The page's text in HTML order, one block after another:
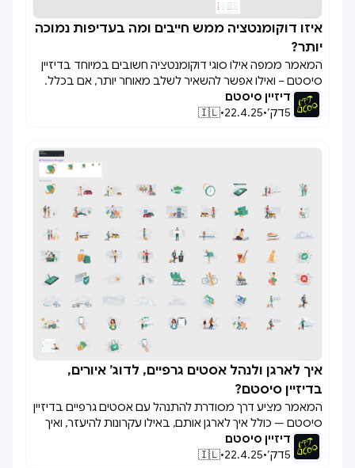

איזו דוקומנטציה ממש חייבים ומה בעדיפות נמוכה
יותר?
המאמר ממפה אילו סוגי דוקומנטציה חשובים במיוחד בדיזיין
סיסטם – ואילו אפשר להשאיר לשלב מאוחר יותר, אם בכלל.
דיזיין סיסטם
5דק׳•
22.4.25
•
🇮🇱

איך לארגן ולנהל אסטים גרפיים, לדוג’ איורים,
בדיזיין סיסטם?
המאמר מציע דרך מסודרת להתנהל עם אסטים גרפיים בדיזיין
סיסטם — כולל איך לארגן אותם, באילו עקרונות להיעזר, ואיך
לשמור על עקביות לאורך זמן. מי שמתמודד עם עומס של
איורים, אייקונים או וריאנטים – ימצא כאן כמה קווים מנחים
דיזיין סיסטם
5דק׳•
22.4.25
•
🇮🇱